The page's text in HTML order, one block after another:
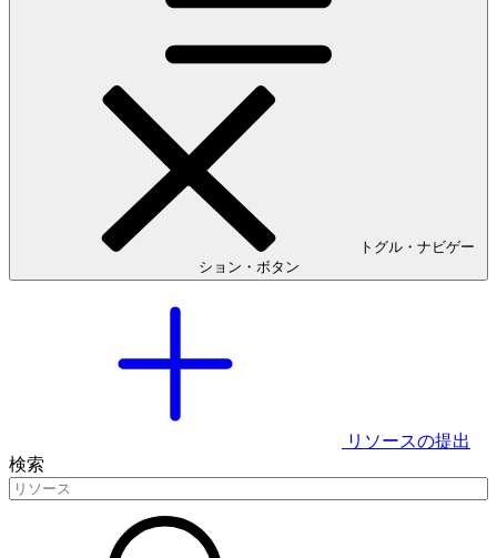
トグル・ナビゲー
ション・ボタン
リソースの提出
検索